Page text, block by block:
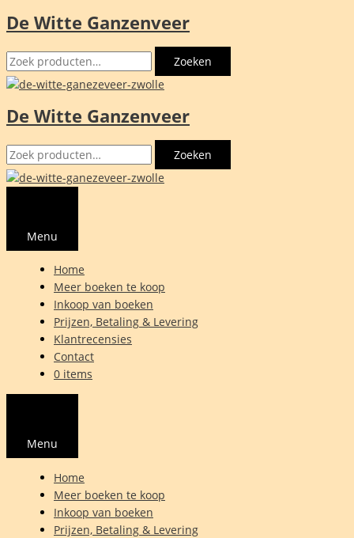
Ga
de
inhoud
De Witte Ganzenveer
Zoeken
naar:
Zoeken
De Witte Ganzenveer
Zoeken
naar:
Zoeken
Menu
Home
Meer boeken te koop
Inkoop van boeken
Prijzen, Betaling & Levering
Klantrecensies
Contact
0 items
Menu
Home
Meer boeken te koop
Inkoop van boeken
Prijzen, Betaling & Levering